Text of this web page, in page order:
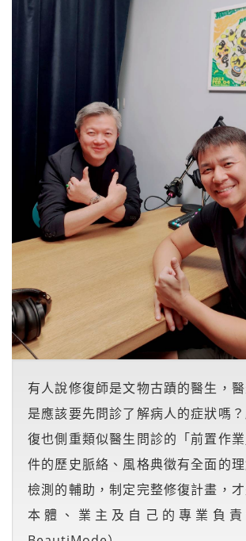
有人說修復師是文物古蹟的醫生，
是應該要先問診了解病人的症狀嗎
復也側重類似醫生問診的「前置作
件的歷史脈絡、風格典徵有全面的
檢測的輔助，制定完整修復計畫，
本體、業主及自己的專業負